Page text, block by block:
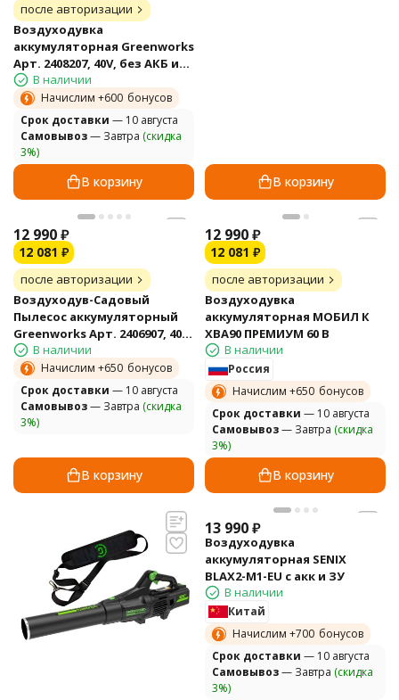
после авторизации
Воздуходувка
аккумуляторная Greenworks
Арт. 2408207, 40V, без АКБ и
ЗУ В наличии
Начислим +600 бонусов
Cрок доставки — 10 августа
Самовывоз— Завтра (скидка
3%)
В корзину В корзину
12 990₽
12 081 ₽
после авторизации
Воздуходув-Садовый
Пылесос аккумуляторный
Greenworks Арт. 2406907, 40V,
бесщеточный, без АКБ и ЗУ
В наличии
Начислим +650 бонусов
Cрок доставки — 10 августа
Самовывоз— Завтра (скидка
3%)
В корзину
12 990₽
12 081 ₽
после авторизации
Воздуходувка
аккумуляторная МОБИЛ К
XBA90 ПРЕМИУМ 60 В
В наличии
Россия
Начислим +650 бонусов
Cрок доставки — 10 августа
Самовывоз— Завтра (скидка
3%)
В корзину
13 990₽
Воздуходувка
аккумуляторная SENIX
BLAX2-M1-EU с акк и ЗУ
В наличии
Китай
Начислим +700 бонусов
Cрок доставки — 10 августа
Самовывоз— Завтра (скидка
3%)